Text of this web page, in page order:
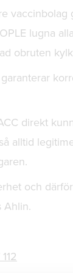
vaccinbolag
lugna
obruten
direkt
alltid
och
Ahlin.